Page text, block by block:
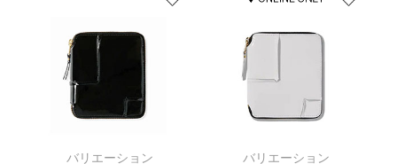
バリエーション
バリエーション